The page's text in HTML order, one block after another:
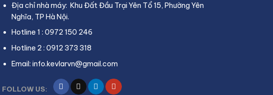
Địa chỉ nhà máy: Khu Đất Đầu Trại Yên Tổ 15, Phường Yên
Nghĩa, TP Hà Nội.
Hotline 1 : 0972 150 246
Hotline 2 : 0912 373 318
Email: info.kevlarvn@gmail.com
FOLLOW US: